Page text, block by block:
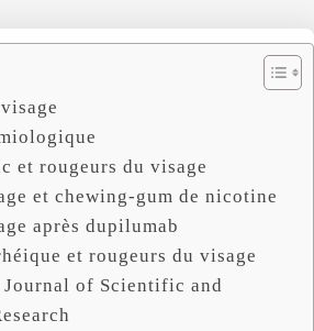
et rougeurs du visage
et chewing-gum de nicotine
après dupilumab
et rougeurs du visage
of Scientific and